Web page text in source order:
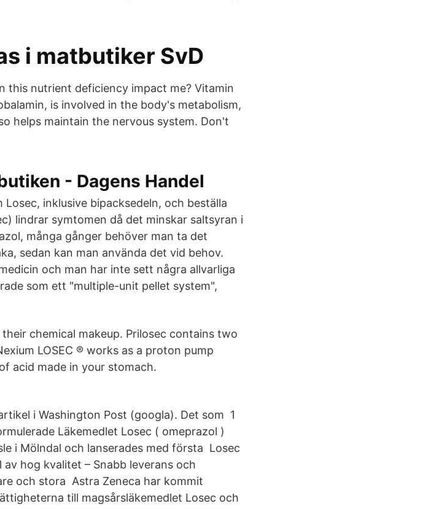
i matbutiker SvD
this nutrient deficiency impact me? Vitamin
is involved in the body's metabolism,
helps maintain the nervous system. Don't
- Dagens Handel
inklusive bipacksedeln, och beställa
lindrar symtomen då det minskar saltsyran i
många gånger behöver man ta det
sedan kan man använda det vid behov.
och man har inte sett några allvarliga
som ett "multiple-unit pellet system",
chemical makeup. Prilosec contains two
LOSEC ® works as a proton pump
acid made in your stomach.
i Washington Post (googla). Det som 1
Läkemedlet Losec ( omeprazol )
i Mölndal och lanserades med första Losec
hog kvalitet – Snabb leverans och
och stora Astra Zeneca har kommit
till magsårsläkemedlet Losec och